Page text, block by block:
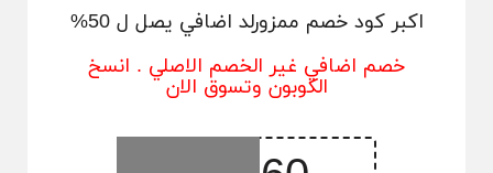
اكبر كود خصم ممزورلد اضافي يصل ل 50%
خصم اضافي غير الخصم الاصلي . انسخ
الكوبون وتسوق الان